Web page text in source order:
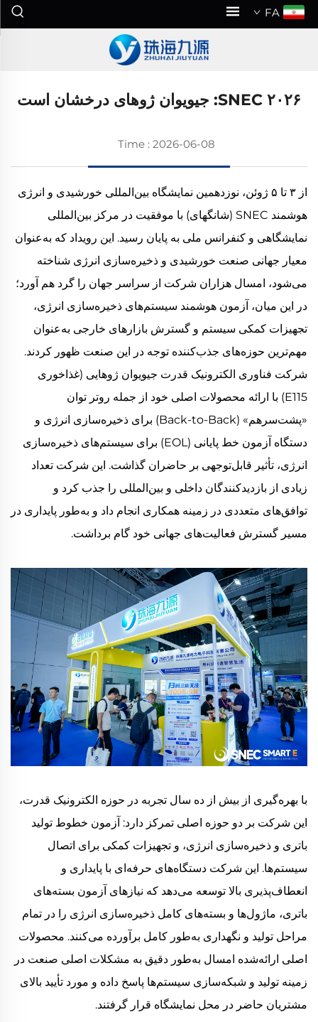
FA
SNEC ۲۰۲۶: جیویوان ژوهای درخشان است
Time : 2026-06-08
از ۳ تا ۵ ژوئن، نوزدهمین نمایشگاه بین‌المللی خورشیدی و انرژی
هوشمند SNEC (شانگهای) با موفقیت در مرکز بین‌المللی
نمایشگاهی و کنفرانس ملی به پایان رسید. این رویداد که به‌عنوان
معیار جهانی صنعت خورشیدی و ذخیره‌سازی انرژی شناخته
می‌شود، امسال هزاران شرکت از سراسر جهان را گرد هم آورد؛
در این میان، آزمون هوشمند سیستم‌های ذخیره‌سازی انرژی،
تجهیزات کمکی سیستم و گسترش بازارهای خارجی به‌عنوان
مهم‌ترین حوزه‌های جذب‌کننده توجه در این صنعت ظهور کردند.
شرکت فناوری الکترونیک قدرت جیویوان ژوهایی (غذاخوری
E115) با ارائه محصولات اصلی خود از جمله روتر توان
«پشت‌سرهم» (Back-to-Back) برای ذخیره‌سازی انرژی و
دستگاه آزمون خط پایانی (EOL) برای سیستم‌های ذخیره‌سازی
انرژی، تأثیر قابل‌توجهی بر حاضران گذاشت. این شرکت تعداد
زیادی از بازدیدکنندگان داخلی و بین‌المللی را جذب کرد و
توافق‌های متعددی در زمینه همکاری انجام داد و به‌طور پایداری در
مسیر گسترش فعالیت‌های جهانی خود گام برداشت.
با بهره‌گیری از بیش از ده سال تجربه در حوزه الکترونیک قدرت،
این شرکت بر دو حوزه اصلی تمرکز دارد: آزمون خطوط تولید
باتری و ذخیره‌سازی انرژی، و تجهیزات کمکی برای اتصال
سیستم‌ها. این شرکت دستگاه‌های حرفه‌ای با پایداری و
انعطاف‌پذیری بالا توسعه می‌دهد که نیازهای آزمون بسته‌های
باتری، ماژول‌ها و بسته‌های کامل ذخیره‌سازی انرژی را در تمام
مراحل تولید و نگهداری به‌طور کامل برآورده می‌کنند. محصولات
اصلی ارائه‌شده امسال به‌طور دقیق به مشکلات اصلی صنعت در
زمینه تولید و شبکه‌سازی سیستم‌ها پاسخ داده و مورد تأیید بالای
مشتریان حاضر در محل نمایشگاه قرار گرفتند.